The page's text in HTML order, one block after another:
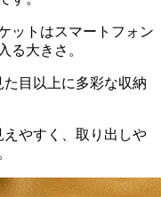
ットはスマートフォン
る大きさ。
目以上に多彩な収納
やすく、取り出しや